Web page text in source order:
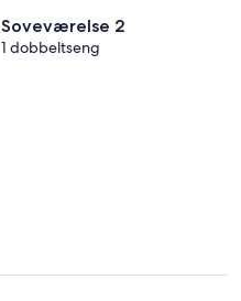
Soveværelse 2
1 dobbeltseng